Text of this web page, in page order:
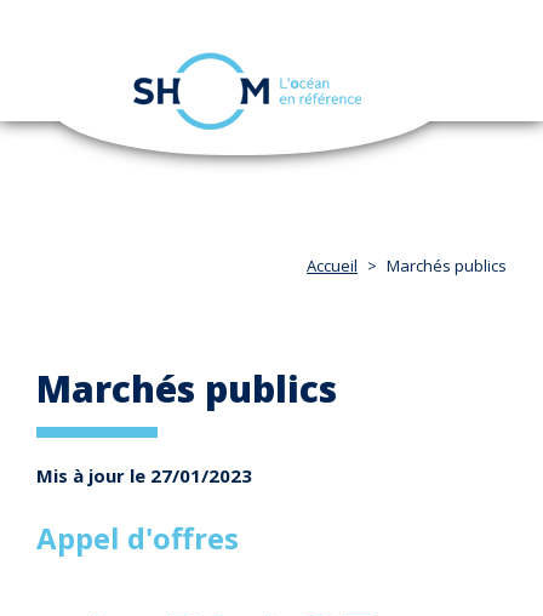
Aller
navigation
Accueil Marchés publics
Marchés publics
Mis à jour le 27/01/2023
Appel d'offres